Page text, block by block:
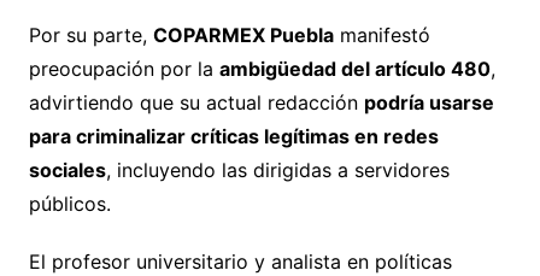
Por su parte, COPARMEX Pueblamanifestó
preocupación por la ambigüedad del artículo 480,
advirtiendo que su actual redacción podría usarse
para criminalizar críticas legítimas en redes
sociales, incluyendo las dirigidas a servidores
públicos.
El profesor universitario y analista en políticas